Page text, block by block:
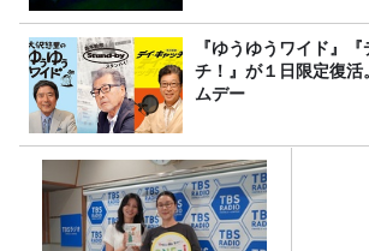
『ゆうゆうワイド』
チ！』が１日限定復
ムデー